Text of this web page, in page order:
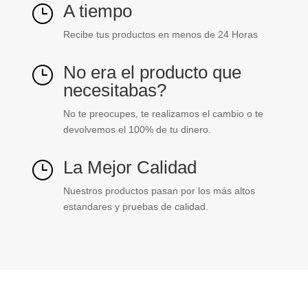
} A tiempo
Recibe tus productos en menos de 24 Horas
} No era el producto que
necesitabas?
No te preocupes, te realizamos el cambio o te
devolvemos el 100% de tu dinero.
} La Mejor Calidad
Nuestros productos pasan por los más altos
estandares y pruebas de calidad.